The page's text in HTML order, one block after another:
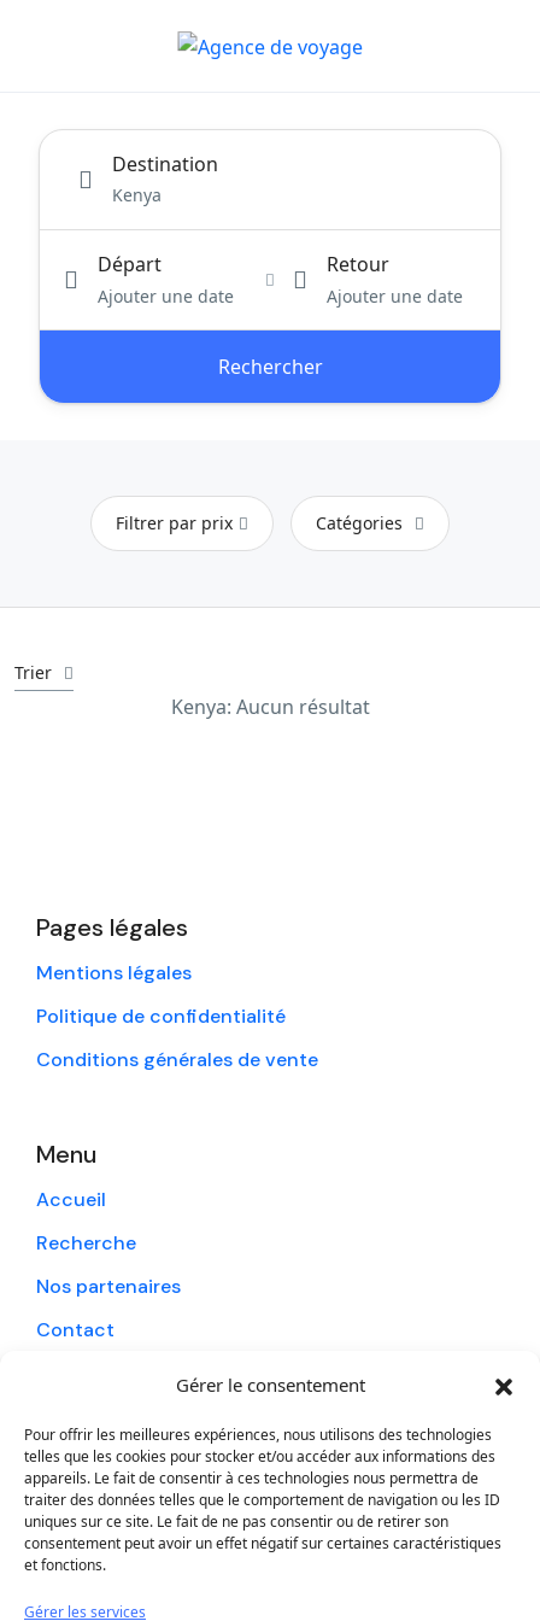
Gérer le consentement
Pour offrir les meilleures expériences, nous utilisons des technologies
telles que les cookies pour stocker et/ou accéder aux informations des
appareils. Le fait de consentir à ces technologies nous permettra de
traiter des données telles que le comportement de navigation ou les ID
uniques sur ce site. Le fait de ne pas consentir ou de retirer son
consentement peut avoir un effet négatif sur certaines caractéristiques
et fonctions.
Gérer les services
Destination
Départ
Ajouter une date
Retour
Ajouter une date
Rechercher
Filtrer par prix Catégories
Trier
Kenya: Aucun résultat
Pages légales
Mentions légales
Politique de confidentialité
Conditions générales de vente
Menu
Accueil
Recherche
Nos partenaires
Contact
Contact
Tél : 0262 24 58 45
alizoavoyages@alizoavoyages.com
Nos horaires :
Du lundi au vendredi : 08h30 - 18h